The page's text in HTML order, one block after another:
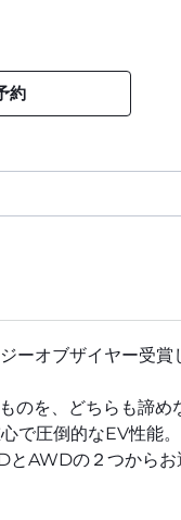
約
ーオブザイヤー受賞
を、どちらも諦め
で圧倒的なEV性能
とAWDの２つからお